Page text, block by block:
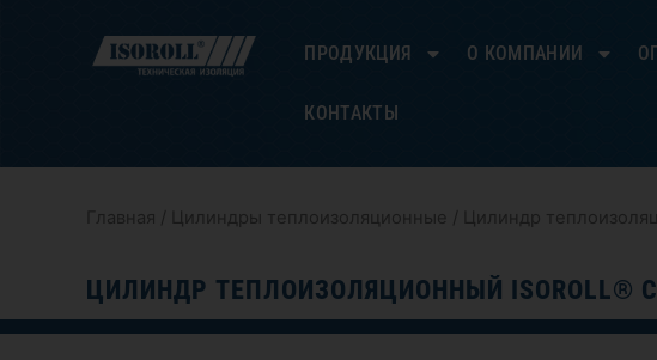
ПРОДУКЦИЯ О КОМПАНИИ
КОНТАКТЫ
Главная / Цилиндры теплоизоляционные / Цилиндр
ЦИЛИНДР ТЕПЛОИЗОЛЯЦИОННЫЙ